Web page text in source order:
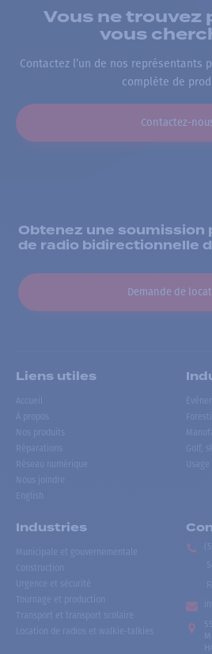
Vous ne trouvez
vous
Contactez l’un de nos représentants
complète de
Contactez-
Obtenez une soumission
de radio bidirectionnelle
Demande de
Liens utiles
Accueil
À propos
Nos produits
Réparations
Réseau numérique
Nous joindre
English
Golf,
Industries
Municipale et gouvernementale
Construction
Urgence et sécurité
Tournage et production
Transport et transport scolaire
Location de radios et walkie-talkies